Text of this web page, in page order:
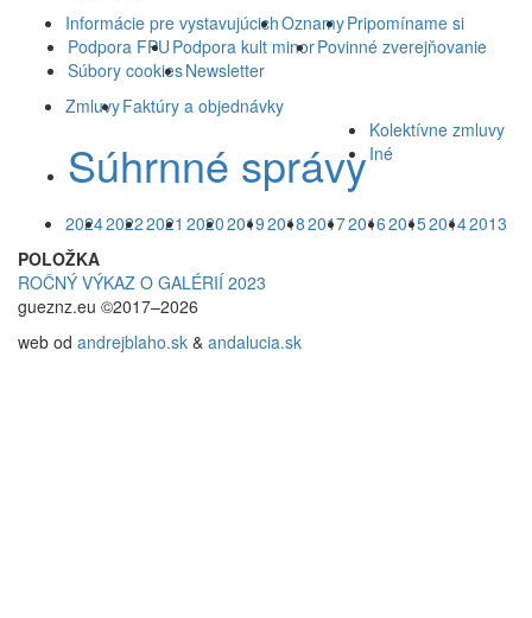
Informácie pre vystavujúcichOznamyPripomíname si
Podpora FPU Podpora kult minorPovinné zverejňovanie
Súbory cookiesNewsletter
ZmluvyFaktúry a objednávky
Súhrnné správy
Kolektívne zmluvy
Iné
202420222021 20202019201820172016201520142013
POLOŽKA
ROČNÝ VÝKAZ O GALÉRIÍ 2023
gueznz.eu ©2017–2026
web od andrejblaho.sk & andalucia.sk